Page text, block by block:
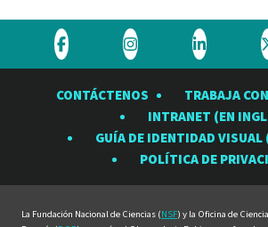
Visite
Observatorio
Visite
Observatorio
Rubin
en
Visite
Rubin
en
CONTÁCTENOS
TRABAJA
INTRANET (EN
GUÍA DE IDENTIDAD VISUAL
POLÍTICA DE
La Fundación Nacional de Ciencias (NSF) y la Oficina de